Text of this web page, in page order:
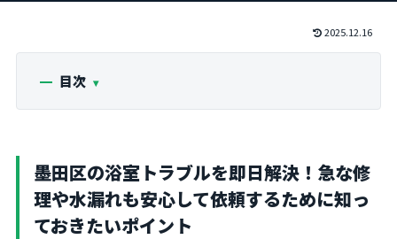
2025.12.16
目次
墨田区の浴室トラブルを即日解決！急な修
理や水漏れも安心して依頼するために知っ
ておきたいポイント